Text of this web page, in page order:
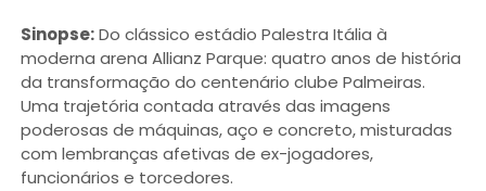
Sinopse:Do clássico estádio Palestra Itália à
moderna arena Allianz Parque: quatro anos de história
da transformação do centenário clube Palmeiras.
Uma trajetória contada através das imagens
poderosas de máquinas, aço e concreto, misturadas
com lembranças afetivas de ex-jogadores,
funcionários e torcedores.